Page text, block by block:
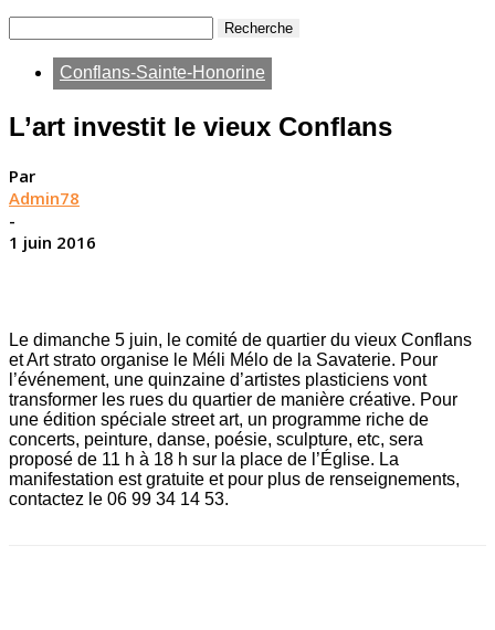
Conflans-Sainte-Honorine
L’art investit le vieux Conflans
Par
Admin78
-
1 juin 2016
Le dimanche 5 juin, le comité de quartier du vieux Conflans
et Art strato organise le Méli Mélo de la Savaterie. Pour
l’événement, une quinzaine d’artistes plasticiens vont
transformer les rues du quartier de manière créative. Pour
une édition spéciale street art, un programme riche de
concerts, peinture, danse, poésie, sculpture, etc, sera
proposé de 11 h à 18 h sur la place de l’Église. La
manifestation est gratuite et pour plus de renseignements,
contactez le 06 99 34 14 53.